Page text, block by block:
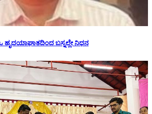
ಹೃದಯಾಘಾತದಿಂದ ಬಸ್ನಲ್ಲೇ ನಿಧನ